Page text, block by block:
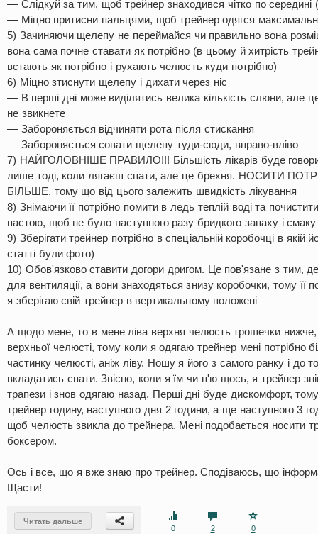
— Слідкуй за тим, щоб трейнер знаходився чітко по середині
— Міцно притисни пальцями, щоб трейнер одягся
5) Зачиняючи щелепу не переймайся чи правильно вона
вона сама почне ставати як потрібно (в цьому й хитрість
встають як потрібно і рухають челюсть куди потрібно)
6) Міцно зтиснути щелепу і дихати через ніс
— В перші дні може виділятись велика кількість слюни, але
не звикнете
— Забороняється відчиняти рота після стискання
— Забороняється совати щелепу туди-сюди, вправо-вліво
7) НАЙГОЛОВНІШЕ ПРАВИЛО!!! Більшість лікарів буде
лише тоді, коли лягаєш спати, але це брехня. НОСИТИ
БІЛЬШЕ, тому що від цього залежить швидкість лікування
8) Знімаючи її потрібно помити в ледь теплій воді та
пастою, щоб не було наступного разу бридкого запаху і смаку
9) Зберігати трейнер потрібно в спеціальній коробочці в якій
статті були фото)
10) Обов'язково ставити догори дригом. Це пов'язане з тим,
для вентиляції, а вони знаходяться знизу коробочки, тому її
я зберігаю свій трейнер в вертикальному положені
А щодо мене, то в мене ліва верхня челюсть трошечки нижче,
верхньої челюсті, тому коли я одягаю трейнер мені потрібно
частинку челюсті, аніж ліву. Ношу я його з самого ранку і до
вкладатись спати. Звісно, коли я їм чи п'ю щось, я трейнер
трапези і знов одягаю назад. Перші дні буде дискомфорт,
трейнер годину, наступного дня 2 години, а ще наступного 3
щоб челюсть звикла до трейнера. Мені подобається носити
боксером.
Ось і все, що я вже знаю про трейнер. Сподіваюсь, що
Щасти!
Читать дальше
0
2 0